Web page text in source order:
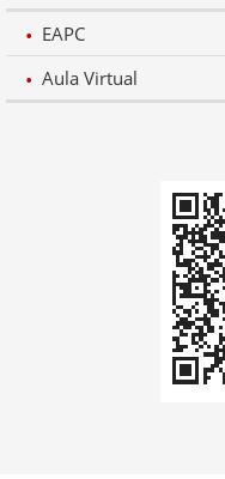
EAPC
Aula Virtual